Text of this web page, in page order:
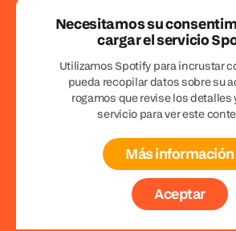
Necesitamos su
cargar el servicio
Utilizamos Spotify para incrustar
pueda recopilar datos sobre su
rogamos que revise los detalles
servicio para ver este
Más información
Aceptar